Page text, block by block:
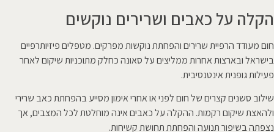
הקלה על כאבים ושרירים נוקשים
חום מעודד הרפיית שרירים והפחתת נוקשות מפרקים. מטפלים פיזיותרפיים
בישראל ובארצות אחרות ממליצים על סאונה כחלק מתוכניות שיקום לאחר
פעילות גופנית אינטנסיבית.
שילוב סשנים קצרים של חום לפני או אחרי אימון מסייע בהפחתת כאב שרירי
ולהאצת שיקום רקמות. ההקלה על כאבים אינה מוחלטת לכל המצבים, אך
נצפתה בשיפור תנועה והפחתת תחושת קשיחות.